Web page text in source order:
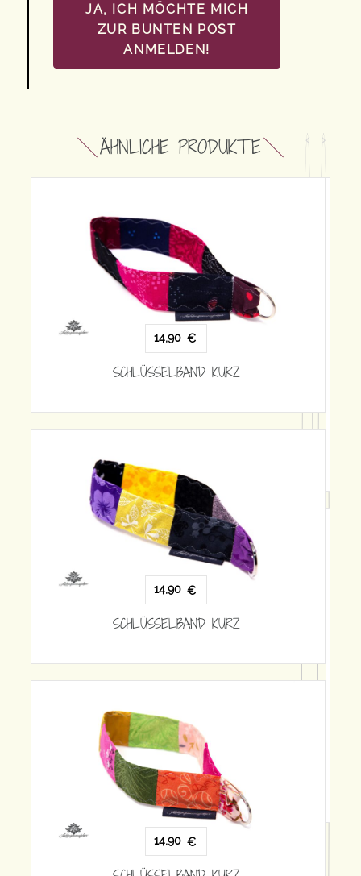
JA, ICH MÖCHTE MICH
ZUR BUNTEN POST
ANMELDEN!
ÄHNLICHE PRODUKTE
14,90
SCHLÜSSELBAND KURZ